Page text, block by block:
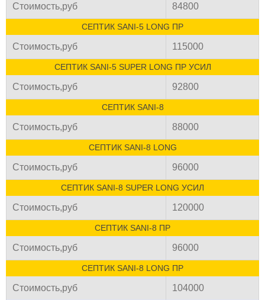
Стоимость,руб 84800
СЕПТИК SANI-5 LONG ПР
Стоимость,руб 115000
СЕПТИК SANI-5 SUPER LONG ПР УСИЛ
Стоимость,руб 92800
СЕПТИК SANI-8
Стоимость,руб 88000
СЕПТИК SANI-8 LONG
Стоимость,руб 96000
СЕПТИК SANI-8 SUPER LONG УСИЛ
Стоимость,руб 120000
СЕПТИК SANI-8 ПР
Стоимость,руб 96000
СЕПТИК SANI-8 LONG ПР
Стоимость,руб 104000